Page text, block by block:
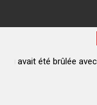
par